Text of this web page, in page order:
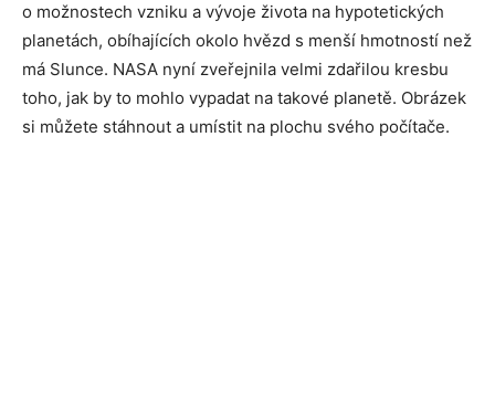
o možnostech vzniku a vývoje života na hypotetických
planetách, obíhajících okolo hvězd s menší hmotností než
má Slunce. NASA nyní zveřejnila velmi zdařilou kresbu
toho, jak by to mohlo vypadat na takové planetě. Obrázek
si můžete stáhnout a umístit na plochu svého počítače.